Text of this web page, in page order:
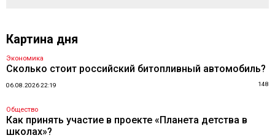
Картина дня
Экономика
Сколько стоит российский битопливный автомобиль?
06.08.2026 22:19 148
Общество
Как принять участие в проекте «Планета детства в
школах»?